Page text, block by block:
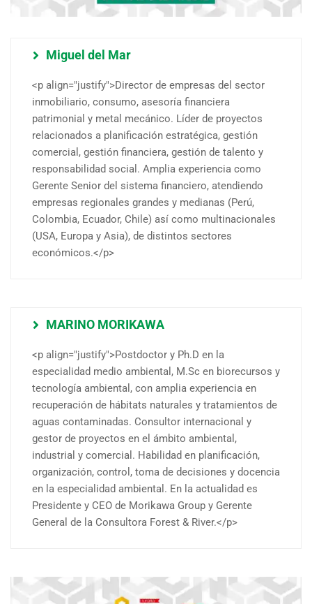
Miguel del Mar
<p align="justify">Director de empresas del sector
inmobiliario, consumo, asesoría financiera
patrimonial y metal mecánico. Líder de proyectos
relacionados a planificación estratégica, gestión
comercial, gestión financiera, gestión de talento y
responsabilidad social. Amplia experiencia como
Gerente Senior del sistema financiero, atendiendo
empresas regionales grandes y medianas (Perú,
Colombia, Ecuador, Chile) así como multinacionales
(USA, Europa y Asia), de distintos sectores
económicos.</p>
MARINO MORIKAWA
<p align="justify">Postdoctor y Ph.D en la
especialidad medio ambiental, M.Sc en biorecursos y
tecnología ambiental, con amplia experiencia en
recuperación de hábitats naturales y tratamientos de
aguas contaminadas. Consultor internacional y
gestor de proyectos en el ámbito ambiental,
industrial y comercial. Habilidad en planificación,
organización, control, toma de decisiones y docencia
en la especialidad ambiental. En la actualidad es
Presidente y CEO de Morikawa Group y Gerente
General de la Consultora Forest & River.</p>